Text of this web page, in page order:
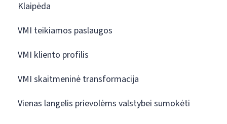
Klaipėda
VMI teikiamos paslaugos
VMI kliento profilis
VMI skaitmeninė transformacija
Vienas langelis prievolėms valstybei sumokėti